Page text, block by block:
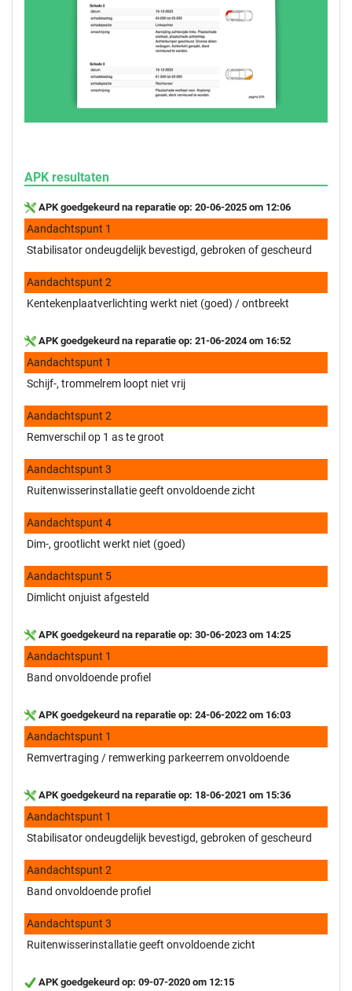
APK resultaten
APK goedgekeurd na reparatie op: 20-06-2025 om 12:06
Aandachtspunt 1
Stabilisator ondeugdelijk bevestigd, gebroken of gescheurd
Aandachtspunt 2
Kentekenplaatverlichting werkt niet (goed) / ontbreekt
APK goedgekeurd na reparatie op: 21-06-2024 om 16:52
Aandachtspunt 1
Schijf-, trommelrem loopt niet vrij
Aandachtspunt 2
Remverschil op 1 as te groot
Aandachtspunt 3
Ruitenwisserinstallatie geeft onvoldoende zicht
Aandachtspunt 4
Dim-, grootlicht werkt niet (goed)
Aandachtspunt 5
Dimlicht onjuist afgesteld
APK goedgekeurd na reparatie op: 30-06-2023 om 14:25
Aandachtspunt 1
Band onvoldoende profiel
APK goedgekeurd na reparatie op: 24-06-2022 om 16:03
Aandachtspunt 1
Remvertraging / remwerking parkeerrem onvoldoende
APK goedgekeurd na reparatie op: 18-06-2021 om 15:36
Aandachtspunt 1
Stabilisator ondeugdelijk bevestigd, gebroken of gescheurd
Aandachtspunt 2
Band onvoldoende profiel
Aandachtspunt 3
Ruitenwisserinstallatie geeft onvoldoende zicht
APK goedgekeurd op: 09-07-2020 om 12:15